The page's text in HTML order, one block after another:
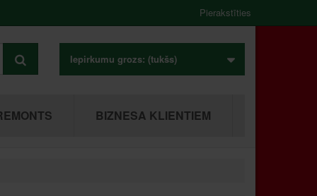
Pierakstīties
Iepirkumu grozs: (tukšs)
BIZNESA KLIENTIEM